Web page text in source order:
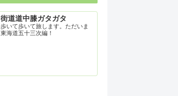
街道道中膝ガタガタ
歩いて歩いて旅します。ただいま
東海道五十三次編！